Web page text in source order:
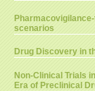
scenarios
Drug Discovery in
Non-Clinical Trials
Era of Preclinical